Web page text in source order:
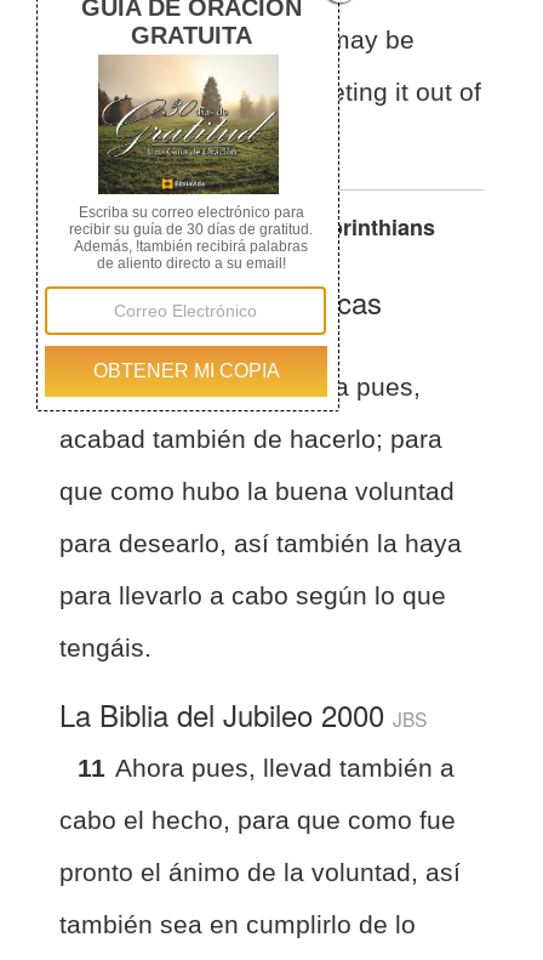
readiness in desiring it may be
matched by your completing it out of
what you have.
Otras traducciones de2 Corinthians
8:11
La Biblia de las Américas
(Español)BLA
2 Corintios 8:11
Ahora pues,
acabad también de hacerlo; para
que como hubo la buena voluntad
para desearlo, así también la haya
para llevarlo a cabo según lo que
tengáis.
La Biblia del Jubileo 2000 JBS
11 Ahora pues, llevad también a
cabo el hecho, para que como fue
pronto el ánimo de la voluntad, así
también sea en cumplirlo de lo